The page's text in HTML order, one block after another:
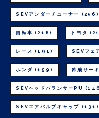
SEVアンダーチューナー (256)
自転車 (218) トヨタ
レース (191) SEVフェ
ホンダ (159) 鈴鹿サー
SEVヘッドバランサーPU
SEVエアバルブキャップ (131)